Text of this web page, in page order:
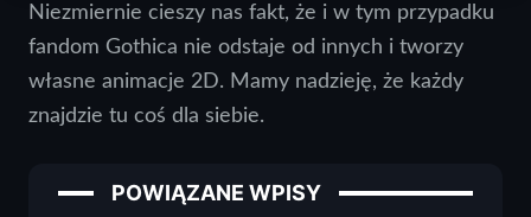
Niezmiernie cieszy nas fakt, że i w tym przypadku
fandom Gothica nie odstaje od innych i tworzy
własne animacje 2D. Mamy nadzieję, że każdy
znajdzie tu coś dla siebie.
POWIĄZANE WPISY